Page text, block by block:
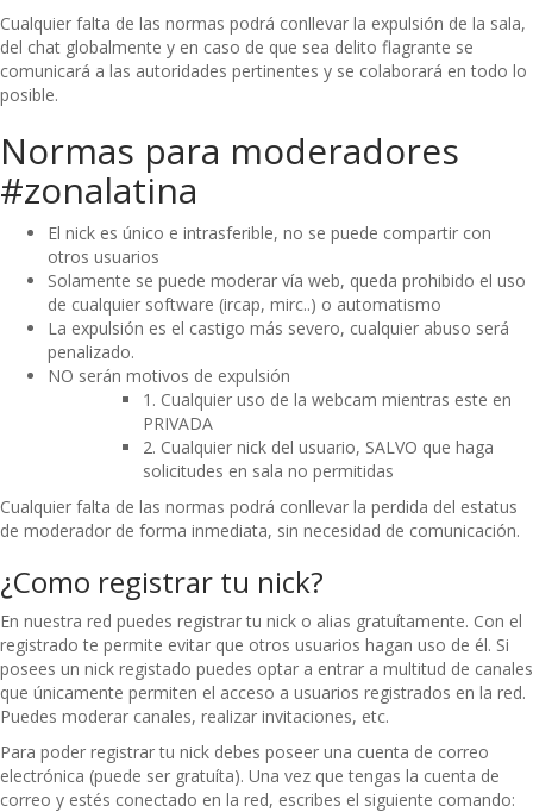
Cualquier falta de las normas podrá conllevar la expulsión de la sala,
del chat globalmente y en caso de que sea delito flagrante se
comunicará a las autoridades pertinentes y se colaborará en todo lo
posible.
Normas para moderadores
#zonalatina
El nick es único e intrasferible, no se puede compartir con
otros usuarios
Solamente se puede moderar vía web, queda prohibido el uso
de cualquier software (ircap, mirc..) o automatismo
La expulsión es el castigo más severo, cualquier abuso será
penalizado.
NO serán motivos de expulsión
1. Cualquier uso de la webcam mientras este en
PRIVADA
2. Cualquier nick del usuario, SALVO que haga
solicitudes en sala no permitidas
Cualquier falta de las normas podrá conllevar la perdida del estatus
de moderador de forma inmediata, sin necesidad de comunicación.
¿Como registrar tu nick?
En nuestra red puedes registrar tu nick o alias gratuítamente. Con el
registrado te permite evitar que otros usuarios hagan uso de él. Si
posees un nick registado puedes optar a entrar a multitud de canales
que únicamente permiten el acceso a usuarios registrados en la red.
Puedes moderar canales, realizar invitaciones, etc.
Para poder registrar tu nick debes poseer una cuenta de correo
electrónica (puede ser gratuíta). Una vez que tengas la cuenta de
correo y estés conectado en la red, escribes el siguiente comando: